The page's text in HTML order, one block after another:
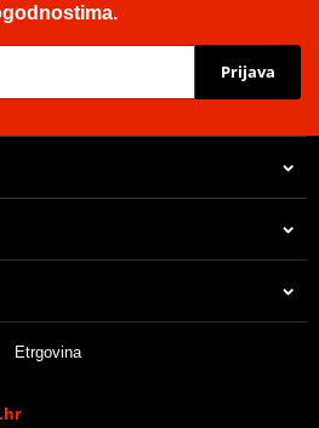
112
520 SRO6
Clip type SKJ
skladištu
Prijava
Etrgovina